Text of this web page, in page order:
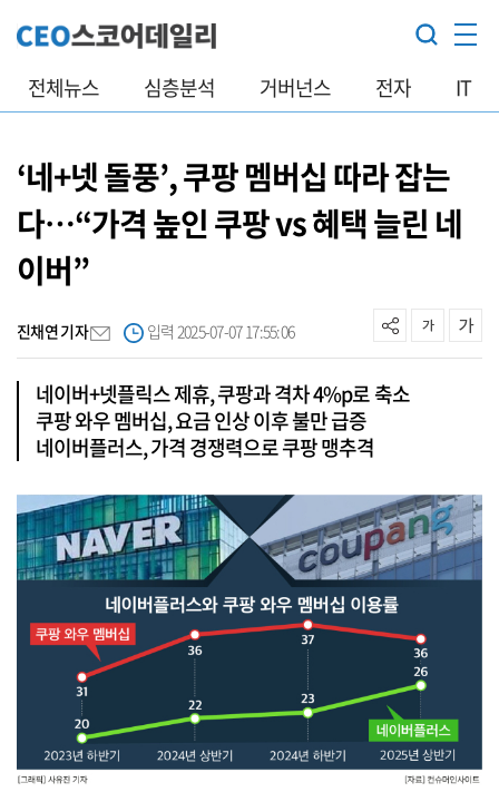
전체뉴스 심층분석 거버넌스 전자 IT
‘네+넷 돌풍’, 쿠팡 멤버십 따라 잡는
다…“가격 높인 쿠팡 vs 혜택 늘린 네
이버”
진채연 기자 입력 2025-07-07 17:55:06
네이버+넷플릭스 제휴, 쿠팡과 격차 4%p로 축소
쿠팡 와우 멤버십, 요금 인상 이후 불만 급증
네이버플러스, 가격 경쟁력으로 쿠팡 맹추격